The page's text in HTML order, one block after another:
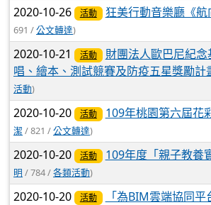
2020-10-26 活動 狂美行動音樂廳《航
691 /公文轉達)
2020-10-21 活動
財團法人歐巴尼紀
唱、繪本、測試競賽及防疫五星獎勵計
活動)
2020-10-20 活動 109年桃園第六屆花
潔 / 821 /公文轉達)
2020-10-20 活動 109年度「親子教養
明 / 784 /各類活動)
2020-10-20 活動
「為BIM雲端協同